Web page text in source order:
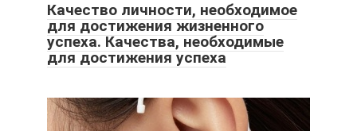
Качество личности, необходимое
для достижения жизненного
успеха. Качества, необходимые
для достижения успеха